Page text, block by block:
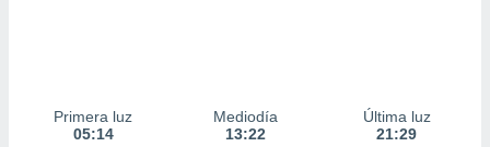
Primera luz
05:14
Mediodía
13:22
Última luz
21:29